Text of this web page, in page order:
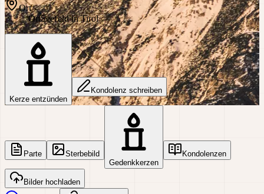
Ort
OrtSeefeld in Tirol
Kerze entzünden
Kondolenz schreiben
Parte
Sterbebild
Gedenkkerzen
Kondolenzen
Bilder hochladen